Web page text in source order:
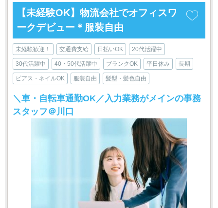
【未経験OK】物流会社でオフィスワ
ークデビュー＊服装自由
未経験歓迎！ 交通費支給 日払いOK 20代活躍中
30代活躍中 40・50代活躍中 ブランクOK 平日休み 長期
ピアス・ネイルOK 服装自由 髪型・髪色自由
＼車・自転車通勤OK／入力業務がメインの事務
スタッフ＠川口